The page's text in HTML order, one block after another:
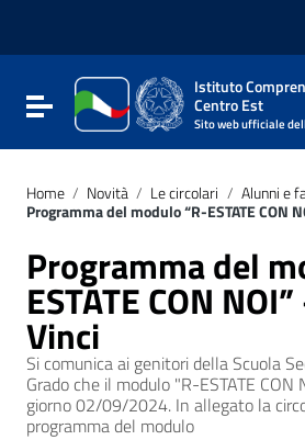
Vai al footer
Attiva / disattiva la navigazione
Istituto
Centro Est
Sito web ufficiale
Home / Novità / Le circolari / Alunni e
Programma del modulo “R-ESTATE CON
Programma del
ESTATE CON
Vinci
Si comunica ai genitori della Scuola
Grado che il modulo "R-ESTATE CON
giorno 02/09/2024. In allegato la
programma del modulo